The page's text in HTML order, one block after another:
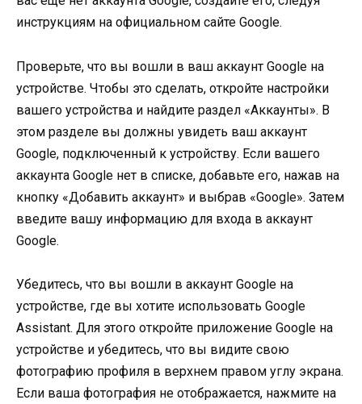
инструкциям на официальном сайте Google.
Проверьте, что вы вошли в ваш аккаунт Google на
устройстве. Чтобы это сделать, откройте настройки
вашего устройства и найдите раздел «Аккаунты». В
этом разделе вы должны увидеть ваш аккаунт
Google, подключенный к устройству. Если вашего
аккаунта Google нет в списке, добавьте его, нажав на
кнопку «Добавить аккаунт» и выбрав «Google». Затем
введите вашу информацию для входа в аккаунт
Google.
Убедитесь, что вы вошли в аккаунт Google на
устройстве, где вы хотите использовать Google
Assistant. Для этого откройте приложение Google на
устройстве и убедитесь, что вы видите свою
фотографию профиля в верхнем правом углу экрана.
Если ваша фотография не отображается, нажмите на